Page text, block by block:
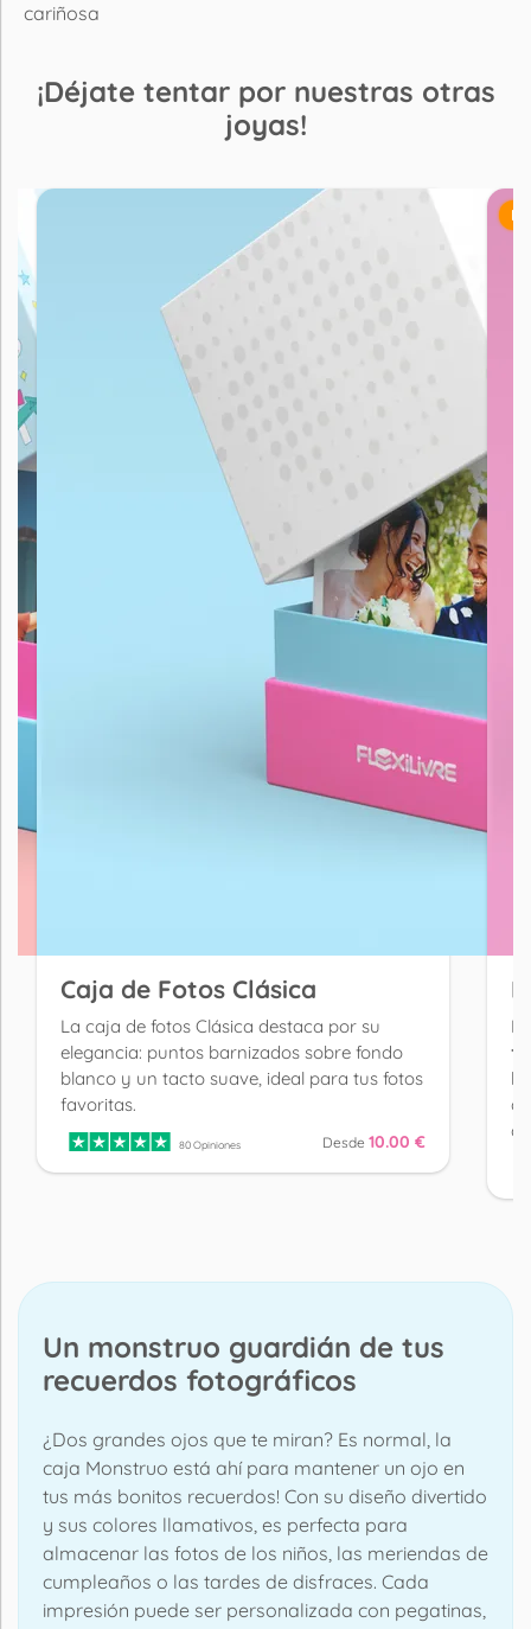
cariñosa
¡Déjate tentar por nuestras otras
joyas!
Caja de Fotos Clásica
La caja de fotos Clásica destaca por su
elegancia: puntos barnizados sobre fondo
blanco y un tacto suave, ideal para tus fotos
favoritas.
80 Opiniones Desde 10.00 €
Un monstruo guardián de tus
recuerdos fotográficos
¿Dos grandes ojos que te miran? Es normal, la
caja Monstruo está ahí para mantener un ojo en
tus más bonitos recuerdos! Con su diseño divertido
y sus colores llamativos, es perfecta para
almacenar las fotos de los niños, las meriendas de
cumpleaños o las tardes de disfraces. Cada
impresión puede ser personalizada con pegatinas,